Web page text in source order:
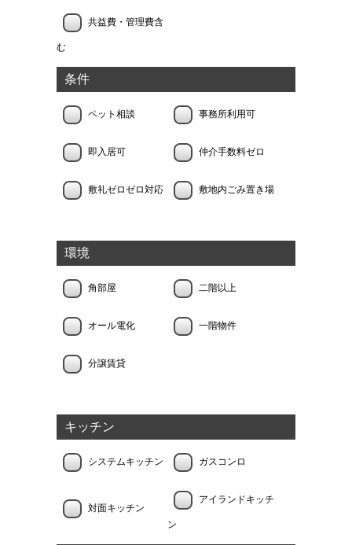
共益費・管理費含
む
条件
ペット相談 事務所利用可
即入居可 仲介手数料ゼロ
敷礼ゼロゼロ対応 敷地内ごみ置き場
環境
角部屋 二階以上
オール電化 一階物件
分譲賃貸
キッチン
システムキッチン ガスコンロ
対面キッチン
アイランドキッチ
ン